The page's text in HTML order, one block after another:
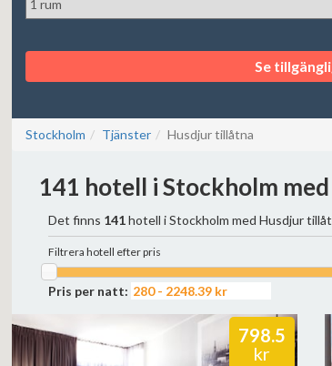
Se
Stockholm Tjänster Husdjur tillåtna
141 hotell i Stockholm
Det finns 141hotell i Stockholm med Husdjur
Filtrera hotell efter pris
Pris per natt:
798.5
kr